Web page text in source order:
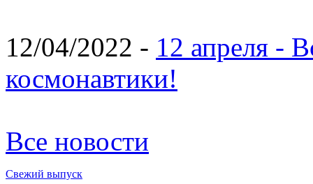
12/04/2022 - 12 апреля -
космонавтики!
Все новости
Свежий выпуск